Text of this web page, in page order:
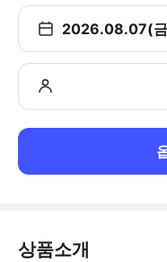
2026.08.07(
상품소개